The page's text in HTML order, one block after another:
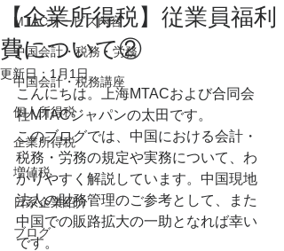
MTACサービス内容
中国会計・税務・労務
中国会計・税務講座
個人所得税
企業所得税
増値税
日系企業紹介
ブログ
【企業所得税】従業員福利
費について②
更新日： 1月1日
こんにちは。上海MTACおよび合同会
社MTACジャパンの太田です。
このブログでは、中国における会計・
税務・労務の規定や実務について、わ
かりやすく解説しています。中国現地
法人の財務管理のご参考として、また
中国での販路拡大の一助となれば幸い
です。